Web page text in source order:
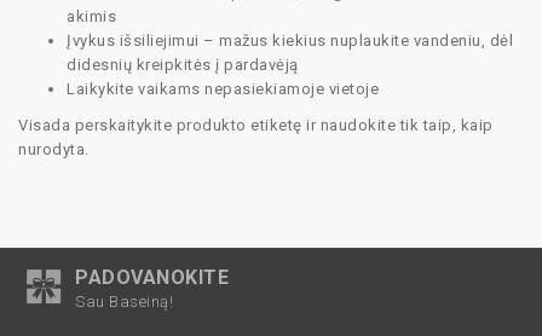
akimis
Įvykus išsiliejimui – mažus kiekius nuplaukite vandeniu, dėl
didesnių kreipkitės į pardavėją
Laikykite vaikams nepasiekiamoje vietoje
Visada perskaitykite produkto etiketę ir naudokite tik taip, kaip
nurodyta.
PADOVANOKITE
Sau Baseiną!